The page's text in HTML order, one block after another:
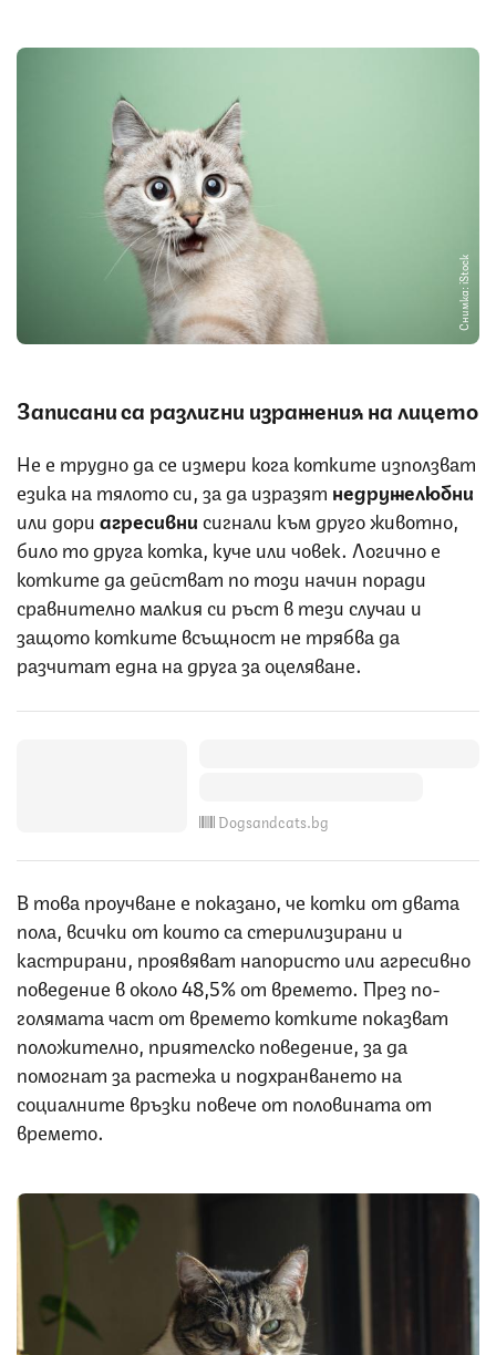
Снимка: iStock
Записани са различни изражения на лицето
Не е трудно да се измери кога котките използват
езика на тялото си, за да изразят недружелюбни
или дориагресивнисигнали към друго животно,
било то друга котка, куче или човек. Логично е
котките да действат по този начин поради
сравнително малкия си ръст в тези случаи и
защото котките всъщност не трябва да
разчитат една на друга за оцеляване.
Dogsandcats.bg
В това проучване е показано, че котки от двата
пола, всички от които са стерилизирани и
кастрирани, проявяват напористо или агресивно
поведение в около 48,5% от времето. През по-
голямата част от времето котките показват
положително, приятелско поведение, за да
помогнат за растежа и подхранването на
социалните връзки повече от половината от
времето.